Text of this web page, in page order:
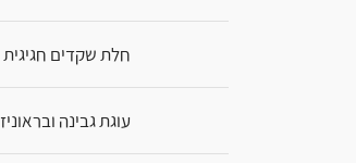
חלת שקדים חגיגית
עוגת גבינה ובראוניז